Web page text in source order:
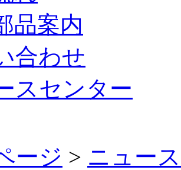
品案内
合わせ
スセンター
ージ > ニュー